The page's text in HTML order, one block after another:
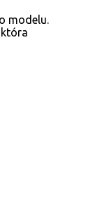
modelu.